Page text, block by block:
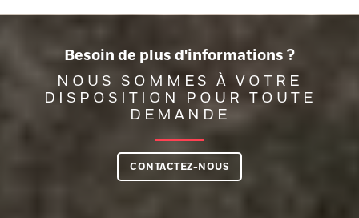
Besoin de plus d'informations ?
NOUS SOMMES À VOTRE
DISPOSITION POUR TOUTE
DEMANDE
CONTACTEZ-NOUS